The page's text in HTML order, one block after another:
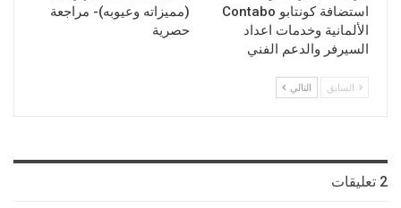
استضافة كونتابو Contabo
الألمانية وخدمات اعداد
السيرفر والدعم الفني
(مميزاته وعيوبه)- مراجعة
حصرية
السابق التالي
2 تعليقات